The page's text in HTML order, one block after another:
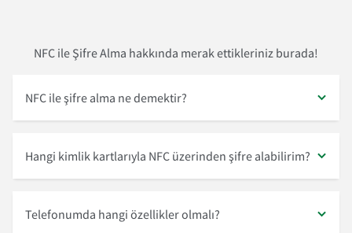
NFC ile Şifre Alma hakkında merak ettikleriniz burada!
NFC ile şifre alma ne demektir?
Hangi kimlik kartlarıyla NFC üzerinden şifre alabilirim?
Telefonumda hangi özellikler olmalı?